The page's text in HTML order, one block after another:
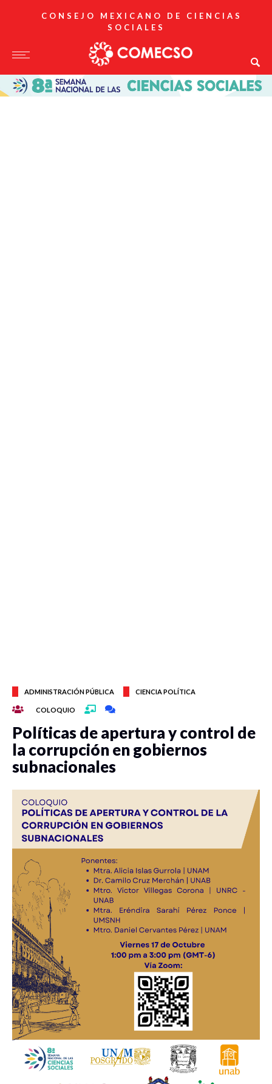
CONSEJO MEXICANO DE CIENCIAS
SOCIALES
ADMINISTRACIÓN PÚBLICA CIENCIA POLÍTICA
COLOQUIO
Políticas de apertura y control de
la corrupción en gobiernos
subnacionales